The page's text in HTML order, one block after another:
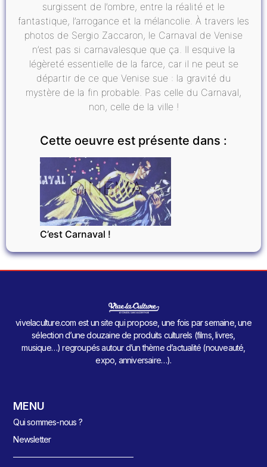
surgissent de l’ombre, entre la réalité et le
fantastique, l’arrogance et la mélancolie. À travers les
photos de Sergio Zaccaron, le Carnaval de Venise
n’est pas si carnavalesque que ça. Il esquive la
légèreté essentielle de la farce, car il ne peut se
départir de ce que Venise sue : la gravité du
mystère de la fin probable. Pas celle du Carnaval,
non, celle de la ville !
Cette oeuvre est présente dans :
CINÉMA
C’est Carnaval !
vivelaculture.com est un site qui propose, une fois par semaine, une
sélection d’une douzaine de produits culturels (films, livres,
musique…) regroupés autour d’un thème d’actualité (nouveauté,
expo, anniversaire…).
MENU
Qui sommes-nous ?
Newsletter